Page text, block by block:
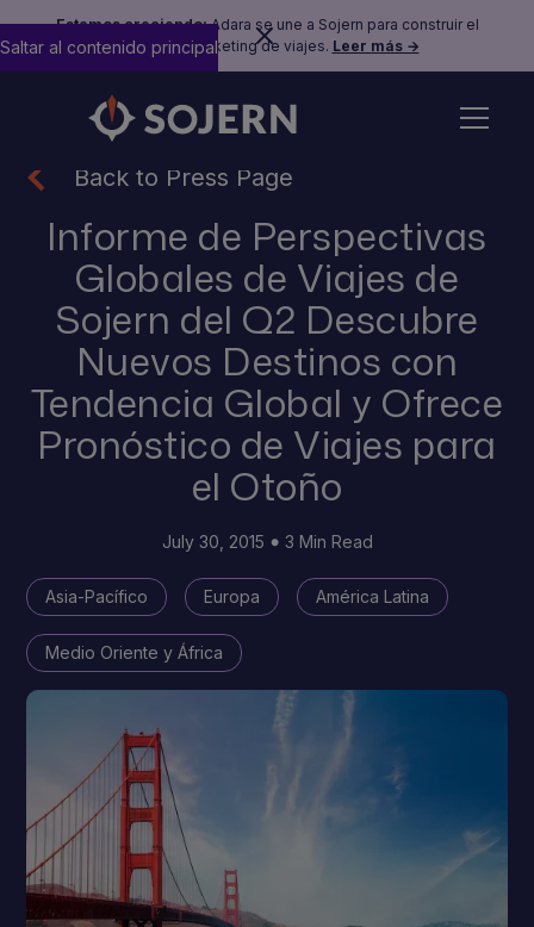
Estamos creciendo:Adara se une a Sojern para construir el
futuro del marketing de viajes. Leer más →
Saltar al contenido principal
Back to Press Page
Informe de Perspectivas
Globales de Viajes de
Sojern del Q2 Descubre
Nuevos Destinos con
Tendencia Global y Ofrece
Pronóstico de Viajes para
el Otoño
July 30, 2015 3 Min Read
Asia-Pacífico Europa América Latina
Medio Oriente y África